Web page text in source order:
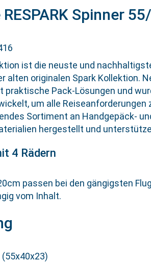
Spinner
ist die neuste und
alten originalen Spark Kollektion.
praktische Pack-Lösungen und
um alle
Sortiment an Handgepäck-
hergestellt und
4 Rädern
passen bei den gängigsten
vom Inhalt.